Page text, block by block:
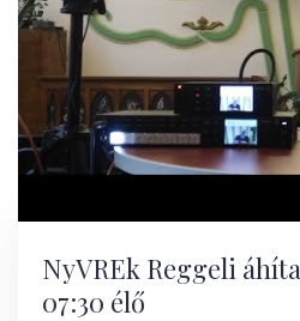
NyVREk Reggeli
07:30 élő